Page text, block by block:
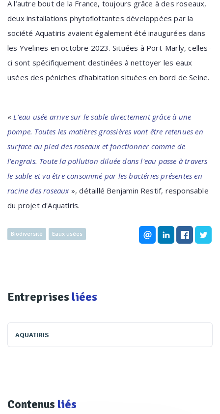
A l’autre bout de la France, toujours grâce à des roseaux,
deux installations phytoflottantes développées par la
société Aquatiris avaient également été inaugurées dans
les Yvelines en octobre 2023. Situées à Port-Marly, celles-
ci sont spécifiquement destinées à nettoyer les eaux
usées des péniches d’habitation situées en bord de Seine.
«L'eau usée arrive sur le sable directement grâce à une
pompe. Toutes les matières grossières vont être retenues en
surface au pied des roseaux et fonctionner comme de
l'engrais. Toute la pollution diluée dans l'eau passe à travers
le sable et va être consommé par les bactéries présentes en
racine des roseaux», détaillé Benjamin Restif, responsable
du projet d'Aquatiris .
Biodiversité Eaux usées
Entreprises liées
AQUATIRIS
Contenus liés